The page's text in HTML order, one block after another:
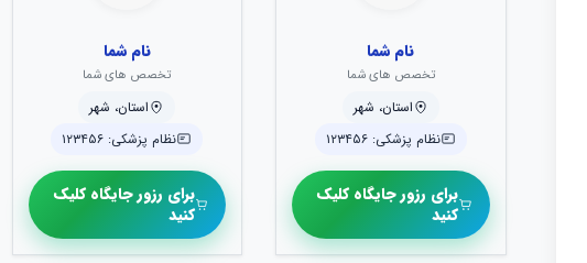
نام شما
تخصص های شما
استان، شهر
نظام پزشکی: ۱۲۳۴۵۶
برای رزور جایگاه کلیک
کنید
نام شما
تخصص های شما
استان، شهر
نظام پزشکی: ۱۲۳۴۵۶
برای رزور جایگاه کلیک
کنید